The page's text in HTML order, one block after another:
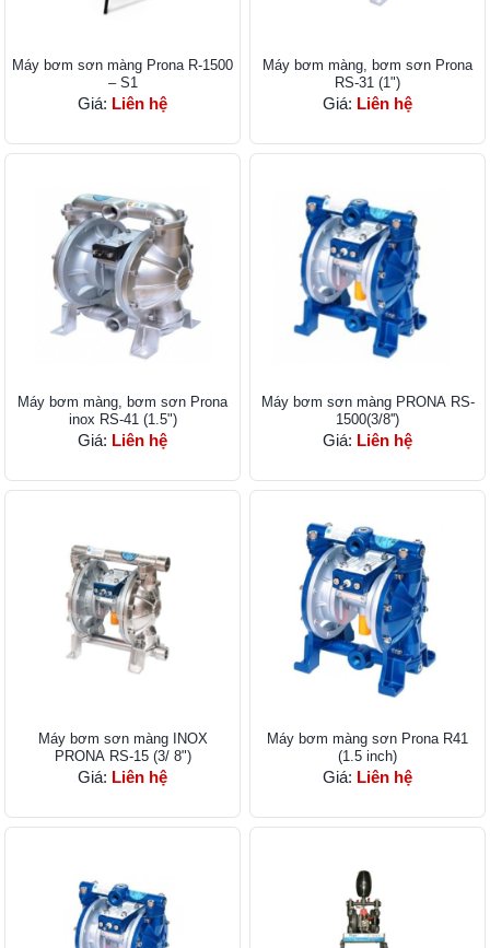
Máy bơm sơn màng Prona R-1500
– S1
Giá: Liên hệ
Máy bơm màng, bơm sơn Prona
RS-31 (1")
Giá: Liên hệ
Máy bơm màng, bơm sơn Prona
inox RS-41 (1.5")
Giá: Liên hệ
Máy bơm sơn ​màng PRONA RS-
1500(3/8'')
Giá: Liên hệ
Máy bơm sơn màng​ INOX
PRONA RS-15 (3/ 8")
Giá: Liên hệ
Máy bơm màng sơn Prona R41
(1.5 inch)
Giá: Liên hệ